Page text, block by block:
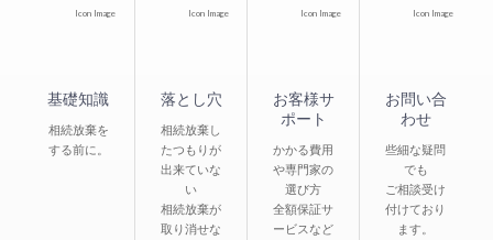
Icon Image
基礎知識
相続放棄を
する前に。
Icon Image
落とし穴
相続放棄し
たつもりが
出来ていな
い
相続放棄が
取り消せな
Icon Image
お客様サ
ポート
かかる費用
や専門家の
選び方
全額保証サ
ービスなど
Icon Image
お問い合
わせ
些細な疑問
でも
ご相談受け
付けており
ます。